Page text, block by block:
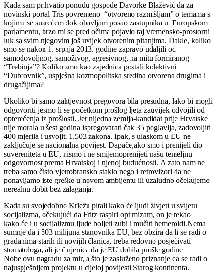
Kada sam prihvatio ponudu gospođe Davorke Blažević da za
novinski portal Tris povremeno “otvoreno razmišljam” o temama s
kojima se susrećem dok obavljam posao zastupnika u Europskom
parlamentu, brzo mi se pred očima pojavio taj vremensko-prostorni
luk sa svim njegovim još uvijek otvorenim pitanjima. Dakle, koliko
smo se nakon 1. srpnja 2013. godine zapravo udaljili od
samodovoljnog, samoživog, agresivnog, na mitu formiranog
“Trebinja”? Koliko smo kao zajednica postali kolektivni
“Dubrovnik”, uspješna kozmopolitska sredina otvorena drugima i
drugačijima?
Ukoliko bi samo zahtjevnost pregovora bila presudna, lako bi mogli
odgovoriti jesmo li se početkom prošlog ljeta zauvijek odvojili od
opterećenja iz prošlosti. Jer nijedna zemlja-kandidat prije Hrvatske
nije morala u šest godina ispregovarati čak 35 poglavlja, zadovoljiti
400 mjerila i usvojiti 1.503 zakona. Ipak, s ulaskom u EU ne
zaključuje se nacionalna povijest. Dapače,ako smo i prenijeli dio
suvereniteta u EU, nismo i ne smijemoprenijeti našu temeljnu
odgovornost prema Hrvatskoj i njenoj budućnosti. A zato nam ne
treba samo čisto vjetrobransko staklo nego i retrovizori da ne
ponavljamo iste greške u novom ambijentu ili uzaludno očekujemo
nerealnu dobit bez zalaganja.
Kada su svojedobno Krležu pitali kako će ljudi živjeti u svijetu
socijalizma, očekujući da Fritz raspiri optimizam, on je rekao
kako će i u socijalizmu ljude boljeti zubi i mučiti hemeroidi.Nema
sumnje da i 503 milijuna stanovnika EU, bez obzira da li se radi o
građanima starih ili novijih članica, treba redovno posjećivati
stomatologa, ali je činjenica da je EU dobila prošle godine
Nobelovu nagradu za mir, a što je zasluženo priznanje da se radi o
najuspješnijem projektu u cijeloj povijesti Starog kontinenta.